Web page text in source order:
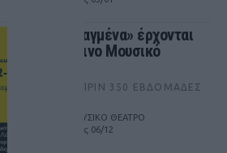
«Τα Πειραγμένα» έρχονται
στο Γυάλινο Μουσικό
ΠΡΙΝ 350 ΕΒΔΟΜΆΔΕΣ
ΓΥΑΛΙΝΟ ΜΟΥΣΙΚΟ ΘΕΑΤΡΟ
από 15/11 έως 06/12